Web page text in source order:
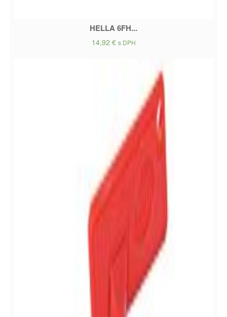
HELLA 6FH...
14,92 € s DPH